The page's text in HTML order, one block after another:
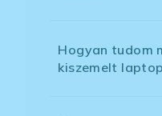
Hogyan tudom
kiszemelt